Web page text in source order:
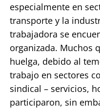
especialmente en
transporte y la
trabajadora se
organizada. Muchos
huelga, debido al
trabajo en sectores
sindical – servicios,
participaron, sin